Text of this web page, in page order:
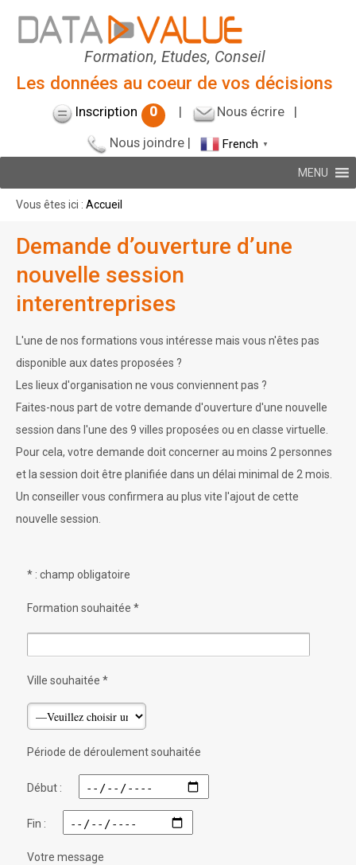
Formation, Etudes, Conseil
Les données au coeur de vos décisions
Inscription 0 | Nous écrire|
Nous joindre| French ▼
MENU
Vous êtes ici : Accueil
Demande d’ouverture d’une
nouvelle session
interentreprises
L'une de nos formations vous intéresse mais vous n'êtes pas
disponible aux dates proposées ?
Les lieux d'organisation ne vous conviennent pas ?
Faites-nous part de votre demande d'ouverture d'une nouvelle
session dans l'une des 9 villes proposées ou en classe virtuelle.
Pour cela, votre demande doit concerner au moins 2 personnes
et la session doit être planifiée dans un délai minimal de 2 mois.
Un conseiller vous confirmera au plus vite l'ajout de cette
nouvelle session.
* : champ obligatoire
Formation souhaitée *
Ville souhaitée *
Période de déroulement souhaitée
Début :
Fin :
Votre message